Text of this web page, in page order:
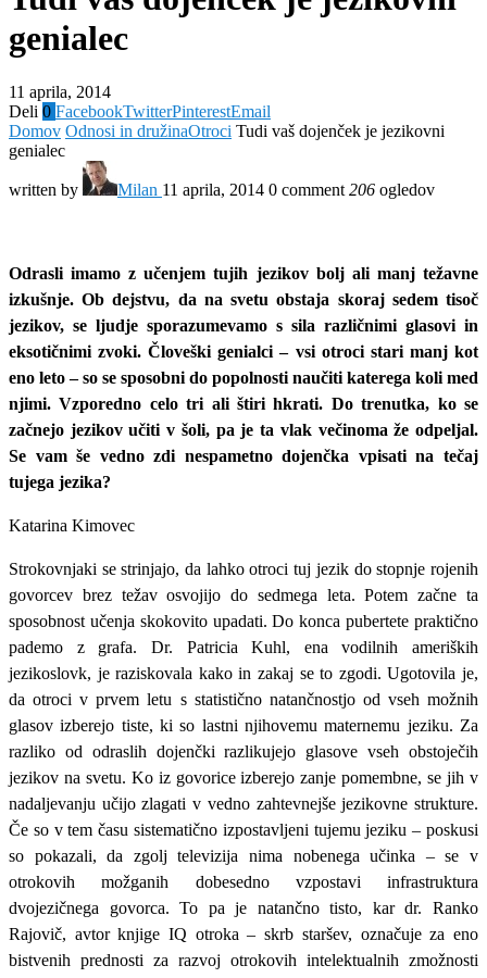
genialec
11 aprila, 2014
Deli 0 FacebookTwitterPinterestEmail
Domov Odnosi in družinaOtroci Tudi vaš dojenček je jezikovni
genialec
written by Milan 11 aprila, 2014 0 comment 206 ogledov
Odrasli imamo z učenjem tujih jezikov bolj ali manj težavne
izkušnje. Ob dejstvu, da na svetu obstaja skoraj sedem tisoč
jezikov, se ljudje sporazumevamo s sila različnimi glasovi in
eksotičnimi zvoki. Človeški genialci – vsi otroci stari manj kot
eno leto – so se sposobni do popolnosti naučiti katerega koli med
njimi. Vzporedno celo tri ali štiri hkrati. Do trenutka, ko se
začnejo jezikov učiti v šoli, pa je ta vlak večinoma že odpeljal.
Se vam še vedno zdi nespametno dojenčka vpisati na tečaj
tujega jezika?
Katarina Kimovec
Strokovnjaki se strinjajo, da lahko otroci tuj jezik do stopnje rojenih
govorcev brez težav osvojijo do sedmega leta. Potem začne ta
sposobnost učenja skokovito upadati. Do konca pubertete praktično
pademo z grafa. Dr. Patricia Kuhl, ena vodilnih ameriških
jezikoslovk, je raziskovala kako in zakaj se to zgodi. Ugotovila je,
da otroci v prvem letu s statistično natančnostjo od vseh možnih
glasov izberejo tiste, ki so lastni njihovemu maternemu jeziku. Za
razliko od odraslih dojenčki razlikujejo glasove vseh obstoječih
jezikov na svetu. Ko iz govorice izberejo zanje pomembne, se jih v
nadaljevanju učijo zlagati v vedno zahtevnejše jezikovne strukture.
Če so v tem času sistematično izpostavljeni tujemu jeziku – poskusi
so pokazali, da zgolj televizija nima nobenega učinka – se v
otrokovih možganih dobesedno vzpostavi infrastruktura
dvojezičnega govorca. To pa je natančno tisto, kar dr. Ranko
Rajovič, avtor knjige IQ otroka – skrb staršev, označuje za eno
bistvenih prednosti za razvoj otrokovih intelektualnih zmožnosti